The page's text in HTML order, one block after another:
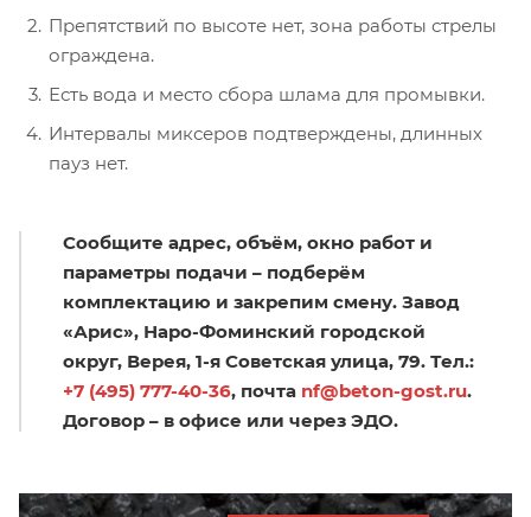
Препятствий по высоте нет, зона работы стрелы
ограждена.
Есть вода и место сбора шлама для промывки.
Интервалы миксеров подтверждены, длинных
пауз нет.
Сообщите адрес, объём, окно работ и
параметры подачи – подберём
комплектацию и закрепим смену. Завод
«Арис», Наро-Фоминский городской
округ, Верея, 1-я Советская улица, 79. Тел.:
+7 (495) 777-40-36, почта nf@beton-gost.ru.
Договор – в офисе или через ЭДО.